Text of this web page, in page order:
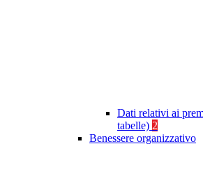
Dati relativi ai
tabelle) 2
Benessere organizzativo